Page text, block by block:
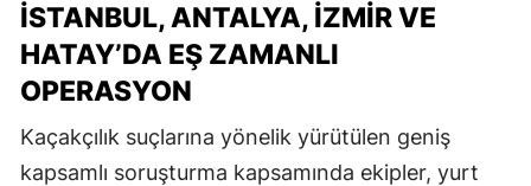
İSTANBUL, ANTALYA, İZMIR VE
HATAY’DA EŞ ZAMANLI
OPERASYON
Kaçakçılık suçlarına yönelik yürütülen geniş
kapsamlı soruşturma kapsamında ekipler, yurt